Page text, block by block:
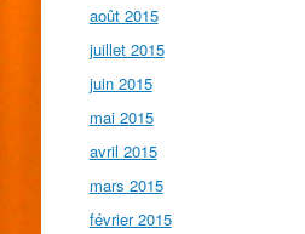
août 2015
juillet 2015
juin 2015
mai 2015
avril 2015
mars 2015
février 2015